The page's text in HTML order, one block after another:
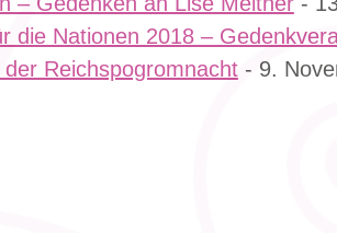
die Nationen 2018 –
Reichspogromnacht- 9.